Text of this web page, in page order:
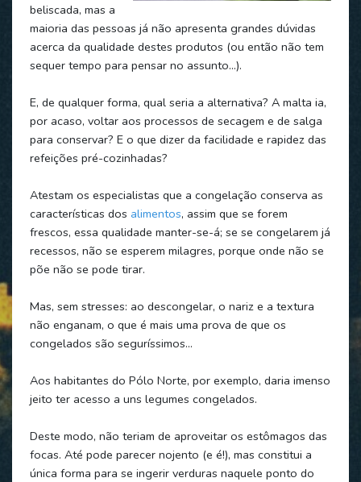
beliscada, mas a
maioria das pessoas já não apresenta grandes dúvidas
acerca da qualidade destes produtos (ou então não tem
sequer tempo para pensar no assunto…).
E, de qualquer forma, qual seria a alternativa? A malta ia,
por acaso, voltar aos processos de secagem e de salga
para conservar? E o que dizer da facilidade e rapidez das
refeições pré-cozinhadas?
Atestam os especialistas que a congelação conserva as
características dos alimentos, assim que se forem
frescos, essa qualidade manter-se-á; se se congelarem já
recessos, não se esperem milagres, porque onde não se
põe não se pode tirar.
Mas, sem stresses: ao descongelar, o nariz e a textura
não enganam, o que é mais uma prova de que os
congelados são seguríssimos…
Aos habitantes do Pólo Norte, por exemplo, daria imenso
jeito ter acesso a uns legumes congelados.
Deste modo, não teriam de aproveitar os estômagos das
focas. Até pode parecer nojento (e é!), mas constitui a
única forma para se ingerir verduras naquele ponto do